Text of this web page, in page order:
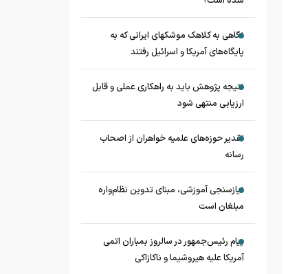
نگاهی به کلاهک‎ موشک‎های ایرانی که به
پایگاه‌های آمریکا و اسرائیل رفتند
نتیجه پژوهش باید به راهکاری عملی و قابل
ارزیابی منتهی شود
تقدیر حوزه‌های علمیه خواهران از اصحاب
رسانه
نیازسنجی آموزشی، مبنای تدوین نظام‌واره
مبلغان است
پیام رئیس‌جمهور در سالروز بمباران اتمی
آمریکا علیه هیروشیما و ناکازاکی